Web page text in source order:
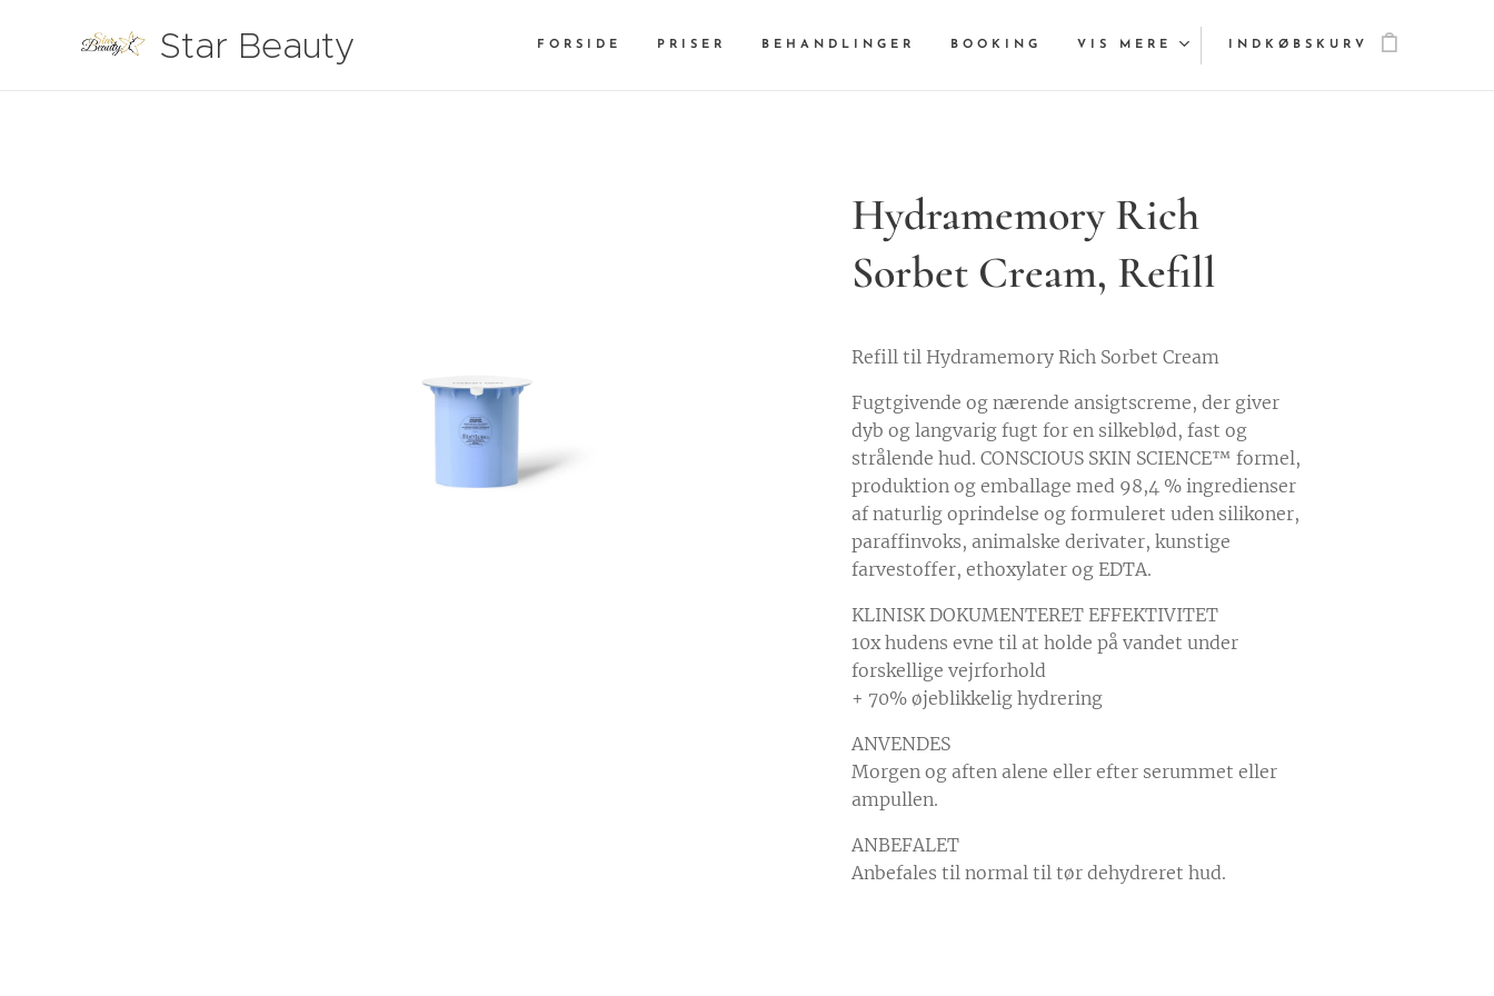
Star Beauty FORSIDE PRISER BEHANDLINGER BOOKING VIS MERE INDKØBSKURV
Hydramemory Rich
Sorbet Cream, Refill
Refill til Hydramemory Rich Sorbet Cream
Fugtgivende og nærende ansigtscreme, der giver
dyb og langvarig fugt for en silkeblød, fast og
strålende hud. CONSCIOUS SKIN SCIENCE™ formel,
produktion og emballage med 98,4 % ingredienser
af naturlig oprindelse og formuleret uden silikoner,
paraffinvoks, animalske derivater, kunstige
farvestoffer, ethoxylater og EDTA.
KLINISK DOKUMENTERET EFFEKTIVITET
10x hudens evne til at holde på vandet under
forskellige vejrforhold
+ 70% øjeblikkelig hydrering
ANVENDES
Morgen og aften alene eller efter serummet eller
ampullen.
ANBEFALET
Anbefales til normal til tør dehydreret hud.